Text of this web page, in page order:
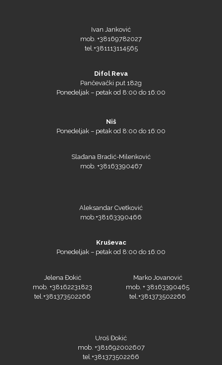
Ivan Janković
mob. +38169782027
tel.+381113114565
Difol Reva
Pančevački put 182g
Ponedeljak – petak od 8:00 do 16:00
Niš
Ponedeljak – petak od 8:00 do 16:00
Slađana Bradić-Milenković
mob. +38163390467
Aleksandar Cvetković
mob.+38163390466
Kruševac
Ponedeljak – petak od 8:00 do 16:00
Jelena Đokić
mob. +38162231823
tel.+381373502266
Marko Jovanović
mob. + 38163390465
tel.+381373502266
Uroš Đokić
mob. +381692002607
tel.+381373502266